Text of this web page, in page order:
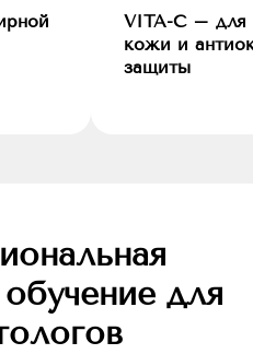
VITA-C – для
кожи и
защиты
для